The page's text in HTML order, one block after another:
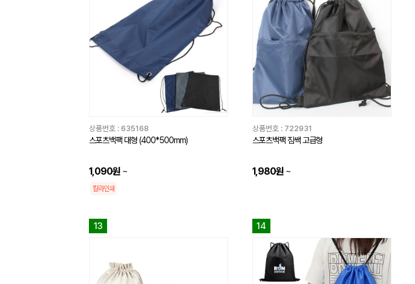
상품번호 : 635168
스포츠백팩 대형 (400*500mm)
1,090원 ~
칼라인쇄
상품번호 : 722931
스포츠백팩 짐쌕 고급형
1,980원 ~
13 14